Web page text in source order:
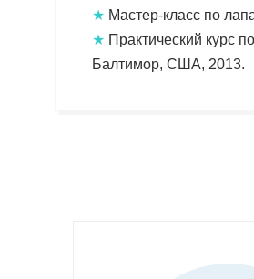
★ Мастер-класс по
★ Практический курс
Балтимор, США, 2013.